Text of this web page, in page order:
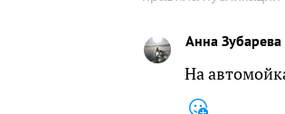
Анна Зубарева
На